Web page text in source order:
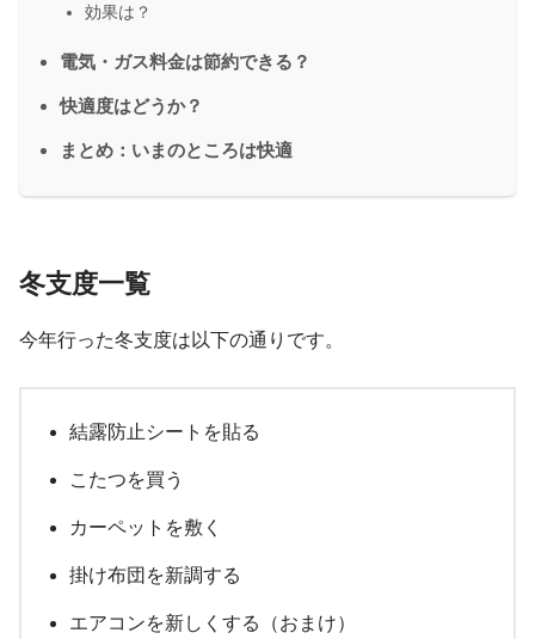
効果は？
電気・ガス料金は節約できる？
快適度はどうか？
まとめ：いまのところは快適
冬支度一覧
今年行った冬支度は以下の通りです。
結露防止シートを貼る
こたつを買う
カーペットを敷く
掛け布団を新調する
エアコンを新しくする（おまけ）